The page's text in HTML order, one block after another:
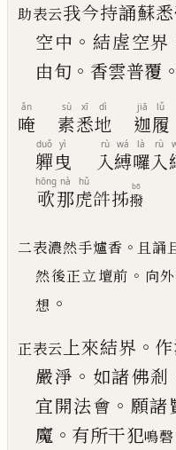
助表云我今持誦蘇
空中 。 結虗空界
由旬 。 香雲普覆 。
唵
ǎn
素
sù
悉
xī
地
dì
迦
jiā
履
lǚ
軃
duǒ
曳
yì
入
rù
縛
wá
囉
là
入
rù
㰤
hōng
那
nà
虎
hǔ
𤙖𭠒撥
bō
二表濃然手爐香 。 且誦
然後正立壇前 。 向
想 。
正表云 上來結界 。
嚴淨 。 如諸佛剎
宜開法會 。 願諸
魔 。 有所干犯鳴磬